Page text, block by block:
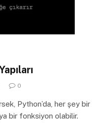
0
Python’da, her şey bir
bir fonksiyon olabilir.